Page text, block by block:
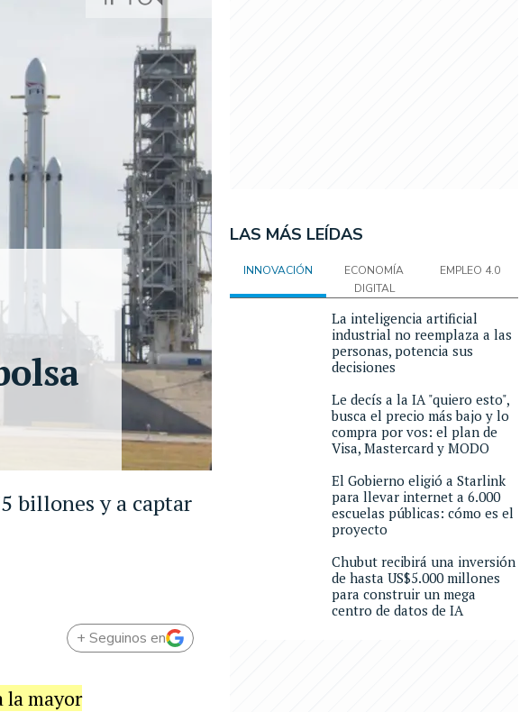
billones y a captar
+ Seguinos en
la mayor
LAS MÁS LEÍDAS
INNOVACIÓN
ECONOMÍA
DIGITAL
EMPLEO 4.0
La inteligencia artificial
industrial no reemplaza a las
personas, potencia sus
decisiones
Le decís a la IA "quiero esto",
busca el precio más bajo y lo
compra por vos: el plan de
Visa, Mastercard y MODO
El Gobierno eligió a Starlink
para llevar internet a 6.000
escuelas públicas: cómo es el
proyecto
Chubut recibirá una inversión
de hasta US$5.000 millones
para construir un mega
centro de datos de IA